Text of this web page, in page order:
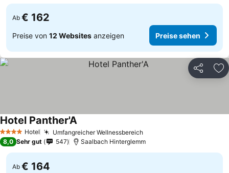
Ab € 162
Preise von 12 Websites anzeigen Preise sehen
Teilen
4 Sterne Hotel Umfangreicher Wellnessbereich
Hotel Panther'A
8,0 Sehr gut 547 Saalbach Hinterglemm
Ab € 164